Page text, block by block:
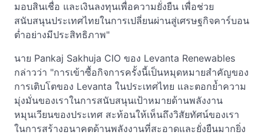
มอบสินเชื่อ และเงินลงทุนเพื่อความยั่งยืน เพื่อช่วย
สนับสนุนประเทศไทยในการเปลี่ยนผ่านสู่เศรษฐกิจคาร์บอน
ต่ำอย่างมีประสิทธิภาพ"
นาย Pankaj Sakhuja CIO ของ Levanta Renewables
กล่าวว่า "การเข้าซื้อกิจการครั้งนี้เป็นหมุดหมายสำคัญของ
การเติบโตของ Levanta ในประเทศไทย และตอกย้ำความ
มุ่งมั่นของเราในการสนับสนุนเป้าหมายด้านพลังงาน
หมุนเวียนของประเทศ สะท้อนให้เห็นถึงวิสัยทัศน์ของเรา
ในการสร้างอนาคตด้านพลังงานที่สะอาดและยั่งยืนมากยิ่ง